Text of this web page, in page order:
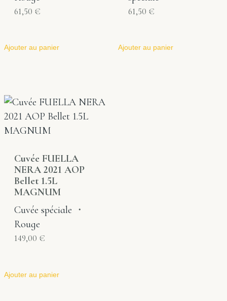
61,50 €
Ajouter au panier
61,50 €
Ajouter au panier
Cuvée FUELLA
NERA 2021 AOP
Bellet 1.5L
MAGNUM
Cuvée spéciale ・
Rouge
149,00 €
Ajouter au panier